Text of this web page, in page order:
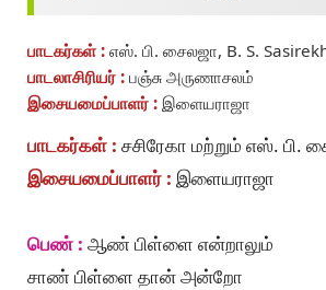
பாடகர்கள் : எஸ். பி. சைலஜா, B. S.
பாடலாசிரியர் : பஞ்சு அருணாசலம்
இசையமைப்பாளர் : இளையராஜா
பாடகர்கள் : சசிரேகா மற்றும் எஸ். பி.
இசையமைப்பாளர் : இளையராஜா
பெண் : ஆண் பிள்ளை என்றாலும்
சாண் பிள்ளை தான் அன்றோ